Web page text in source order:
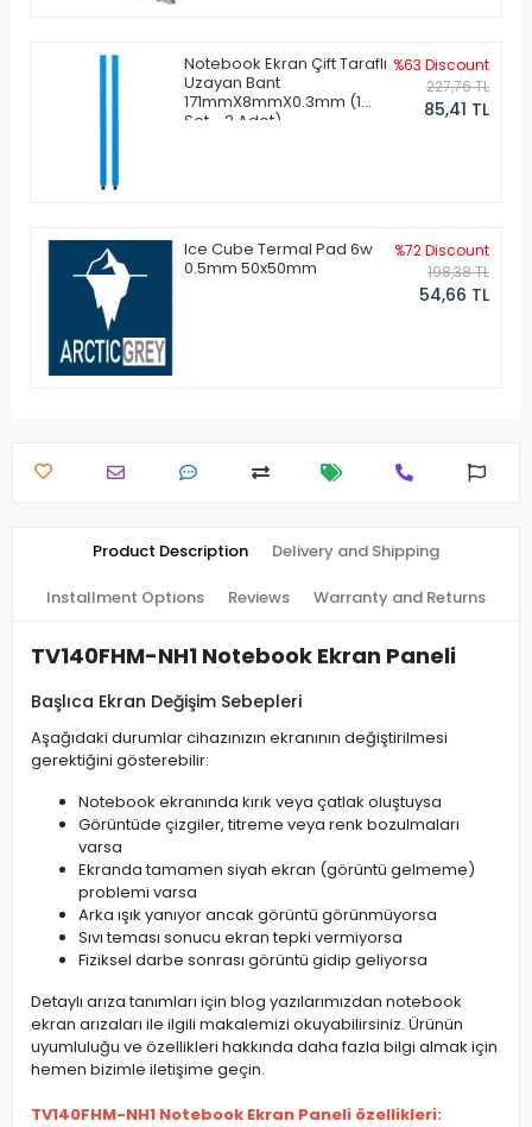
Notebook Ekran Çift Taraflı
Uzayan Bant
171mmX8mmX0.3mm (1
Set - 2 Adet)
%63 Discount
227,76 TL
85,41 TL
Ice Cube Termal Pad 6w
0.5mm 50x50mm
%72 Discount
198,38 TL
54,66 TL
Product Description Delivery and Shipping
Installment Options Reviews Warranty and Returns
TV140FHM-NH1 Notebook Ekran Paneli
Başlıca Ekran Değişim Sebepleri
Aşağıdaki durumlar cihazınızın ekranının değiştirilmesi
gerektiğini gösterebilir:
Notebook ekranında kırık veya çatlak oluştuysa
Görüntüde çizgiler, titreme veya renk bozulmaları
varsa
Ekranda tamamen siyah ekran (görüntü gelmeme)
problemi varsa
Arka ışık yanıyor ancak görüntü görünmüyorsa
Sıvı teması sonucu ekran tepki vermiyorsa
Fiziksel darbe sonrası görüntü gidip geliyorsa
Detaylı arıza tanımları için blog yazılarımızdan notebook
ekran arızaları ile ilgili makalemizi okuyabilirsiniz. Ürünün
uyumluluğu ve özellikleri hakkında daha fazla bilgi almak için
hemen bizimle iletişime geçin.
TV140FHM-NH1 Notebook Ekran Paneli özellikleri: